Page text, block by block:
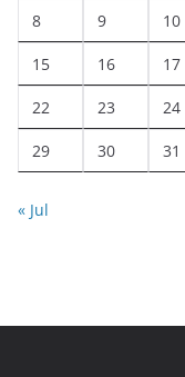
8 9 10
15 16 17
22 23 24
29 30 31
« Jul